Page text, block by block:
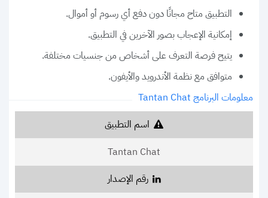
التطبيق متاح مجانًا دون دفع أي رسوم أو أموال.
إمكانية الإعجاب بصور الآخرين في التطبيق.
يتيح فرصة التعرف على أشخاص من جنسيات مختلفة.
متوافق مع نظمة الأندرويد والأيفون.
معلومات البرنامج Tantan Chat
اسم التطبيق
Tantan Chat
رقم الإصدار